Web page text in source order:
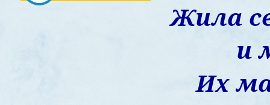
Жила
и
Их